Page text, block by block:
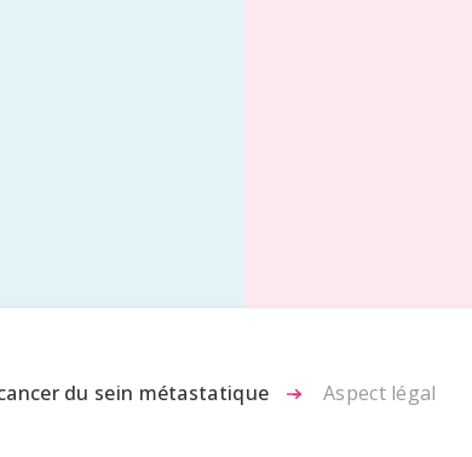
du sein métastatique - Aspect légal